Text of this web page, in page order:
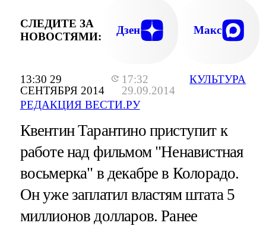
13:30 29
СЕНТЯБРЯ 2014
17:32
29.09.2014
РЕДАКЦИЯ ВЕСТИ.РУ
КУЛЬТУРА
СЛЕДИТЕ ЗА
НОВОСТЯМИ:
Дзен Макс
Квентин Тарантино приступит к
работе над фильмом "Ненавистная
восьмерка" в декабре в Колорадо.
Он уже заплатил властям штата 5
миллионов долларов. Ранее